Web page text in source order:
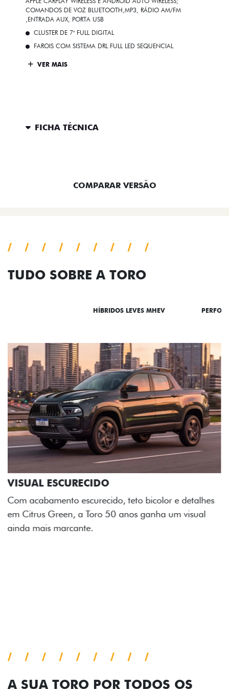
COMANDOS DE VOZ BLUETOOTH,MP3, RÁDIO AM/FM
,ENTRADA AUX, PORTA USB
CLUSTER DE 7" FULL DIGITAL
FAROIS COM SISTEMA DRL FULL LED SEQUENCIAL
VER MAIS
FICHA TÉCNICA
COMPARAR VERSÃO
TUDO SOBRE A TORO
HÍBRIDOS LEVES MHEV
ADESIVOS ESTILIZADOS
Os adesivos aplicados no capô e nas laterais
reforçam a identidade única dessa edição para lá de
comemorativa.
ÂNGULOS